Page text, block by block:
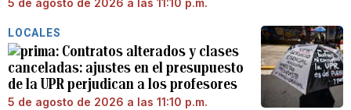
5 de agosto de 2026 a las 11:10 p.m.
LOCALES
Contratos alterados y clases
canceladas: ajustes en el presupuesto
de la UPR perjudican a los profesores
5 de agosto de 2026 a las 11:10 p.m.